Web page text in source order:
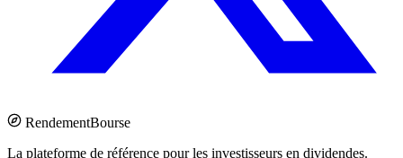
RendementBourse
La plateforme de référence pour les investisseurs en dividendes.